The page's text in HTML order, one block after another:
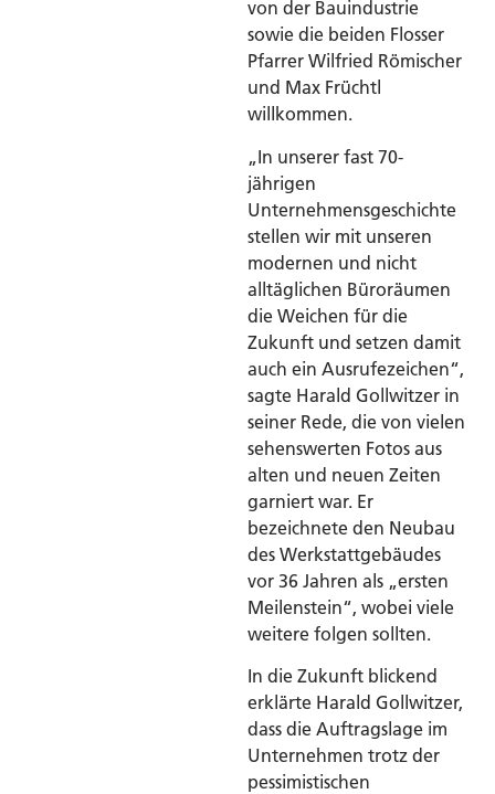
von der Bauindustrie
sowie die beiden Flosser
Pfarrer Wilfried Römischer
und Max Früchtl
willkommen.
„In unserer fast 70-
jährigen
Unternehmensgeschichte
stellen wir mit unseren
modernen und nicht
alltäglichen Büroräumen
die Weichen für die
Zukunft und setzen damit
auch ein Ausrufezeichen“,
sagte Harald Gollwitzer in
seiner Rede, die von vielen
sehenswerten Fotos aus
alten und neuen Zeiten
garniert war. Er
bezeichnete den Neubau
des Werkstattgebäudes
vor 36 Jahren als „ersten
Meilenstein“, wobei viele
weitere folgen sollten.
In die Zukunft blickend
erklärte Harald Gollwitzer,
dass die Auftragslage im
Unternehmen trotz der
pessimistischen